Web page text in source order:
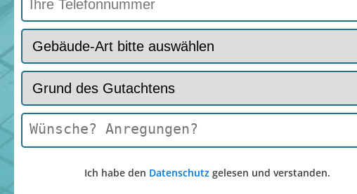
Ich habe den Datenschutzgelesen und verstanden.